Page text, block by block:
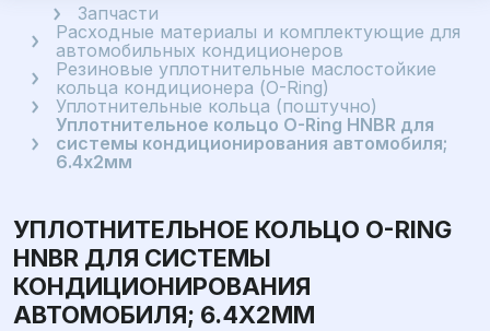
ГлавнаяЗапчасти
Расходные материалы и комплектующие для
автомобильных кондиционеров
Резиновые уплотнительные маслостойкие
кольца кондиционера (O-Ring)
Уплотнительные кольца (поштучно)
Уплотнительное кольцо O-Ring HNBR для
системы кондиционирования автомобиля;
6.4x2мм
УПЛОТНИТЕЛЬНОЕ КОЛЬЦО O-RING
HNBR ДЛЯ СИСТЕМЫ
КОНДИЦИОНИРОВАНИЯ
АВТОМОБИЛЯ; 6.4X2ММ